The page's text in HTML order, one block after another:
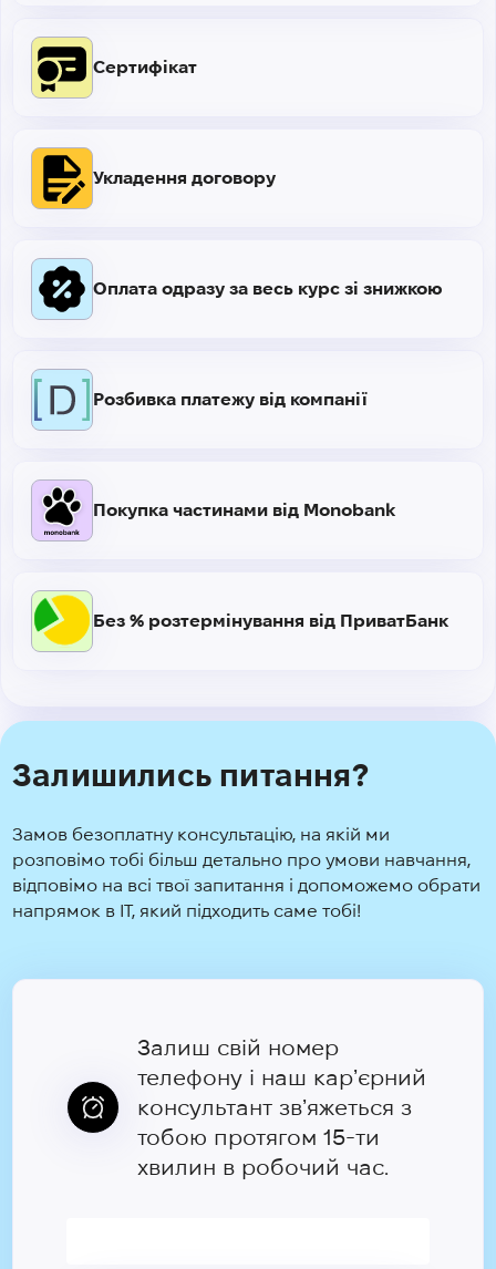
Сертифікат
Розбивка платежу від компанії
Укладення договору
Покупка частинами від Monobank
Оплата одразу за весь курс зі знижкою
Без % розтермінування від ПриватБанк
Залишились питання?
Замов безоплатну консультацію, на якій ми
розповімо тобі більш детально про умови навчання,
відповімо на всі твої запитання і допоможемо обрати
напрямок в IT, який підходить саме тобі!
Залиш свій номер
телефону і наш карʼєрний
консультант звʼяжеться з
тобою протягом 15-ти
хвилин в робочий час.